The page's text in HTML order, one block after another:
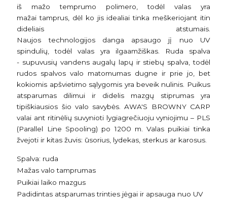
iš mažo temprumo polimero, todėl valas yra
mažai tamprus, dėl ko jis idealiai tinka meškeriojant itin
dideliais atstumais.
Naujos technologijos danga apsaugo jį nuo UV
spindulių, todėl valas yra ilgaamžiškas. Ruda spalva
- supuvusių vandens augalų lapų ir stiebų spalva, todėl
rudos spalvos valo matomumas dugne ir prie jo, bet
kokiomis apšvietimo sąlygomis yra beveik nulinis. Puikus
atsparumas dilimui ir didelis mazgų stiprumas yra
tipiškiausios šio valo savybės. AWA'S BROWNY CARP
valai ant ritinėlių suvynioti lygiagrečiuoju vyniojimu – PLS
(Parallel Line Spooling) po 1200 m. Valas puikiai tinka
žvejoti ir kitas žuvis: ūsorius, lydekas, sterkus ar karosus.
Spalva: ruda
Mažas valo tamprumas
Puikiai laiko mazgus
Padidintas atsparumas trinties jėgai ir apsauga nuo UV